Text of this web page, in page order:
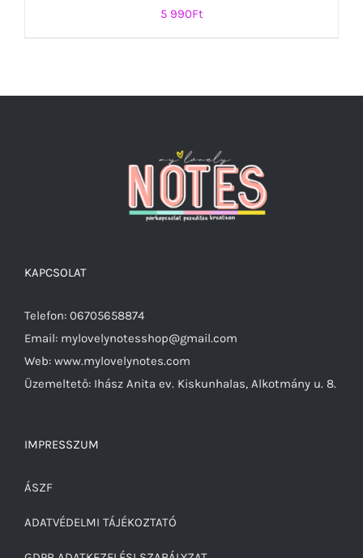
5 990Ft
KAPCSOLAT
Telefon: 06705658874
Email: mylovelynotesshop@gmail.com
Web: www.mylovelynotes.com
Üzemeltető: Ihász Anita ev. Kiskunhalas, Alkotmány u. 8.
IMPRESSZUM
ÁSZF
ADATVÉDELMI TÁJÉKOZTATÓ